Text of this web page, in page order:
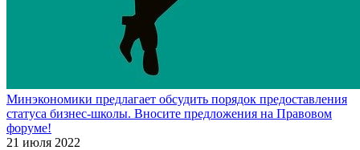
Минэкономики предлагает обсудить порядок предоставления
статуса бизнес-школы. Вносите предложения на Правовом
форуме!
21 июля 2022